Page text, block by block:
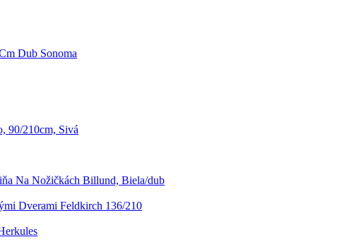
Dub Sonoma
90/210cm, Sivá
Na Nožičkách Billund, Biela/dub
Dverami Feldkirch 136/210